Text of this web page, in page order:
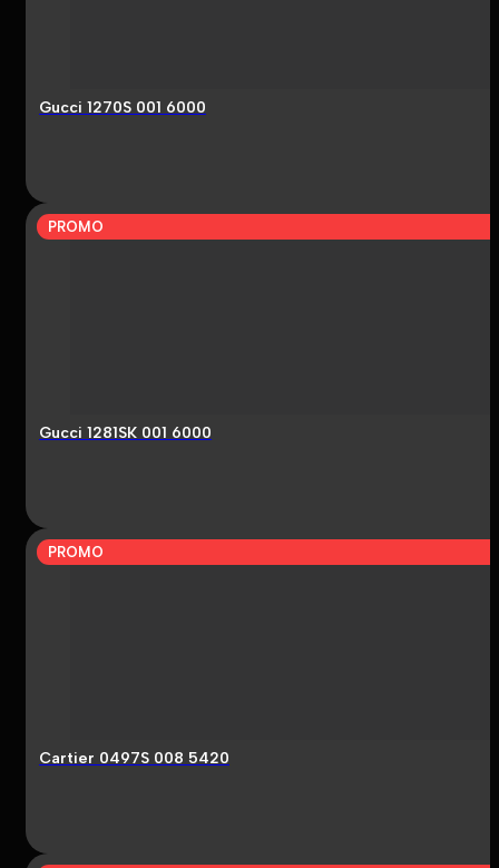
Gucci 1270S 001 6000
PROMO
Gucci 1281SK 001 6000
PROMO
Cartier 0497S 008 5420